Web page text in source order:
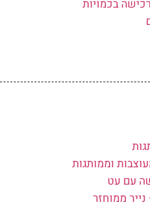
בכמויות
וממותגות
עם עט
ממוחזר